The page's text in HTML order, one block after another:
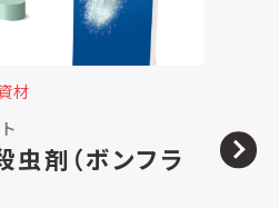
材
剤（ボンフラ